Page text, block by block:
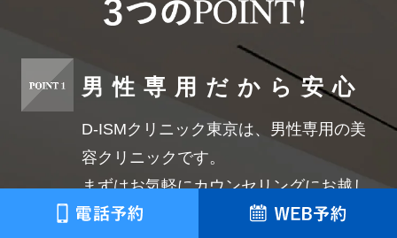
男性専用だから安心
D-ISMクリニック東京は、男性専用の美
容クリニックです。
まずはお気軽にカウンセリングにお越し
ください。ドクターが患者様のお悩みや